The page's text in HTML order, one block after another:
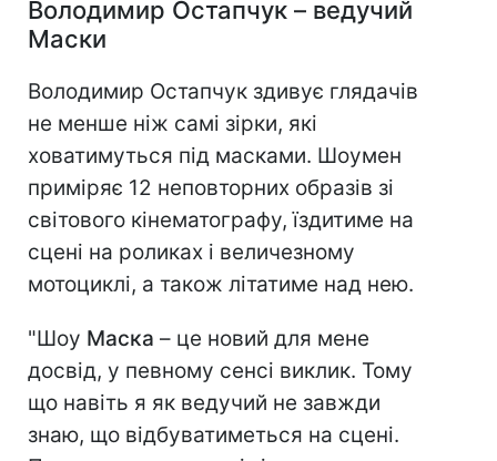
Володимир Остапчук – ведучий
Маски
Володимир Остапчук здивує глядачів
не менше ніж самі зірки, які
ховатимуться під масками. Шоумен
приміряє 12 неповторних образів зі
світового кінематографу, їздитиме на
сцені на роликах і величезному
мотоциклі, а також літатиме над нею.
"Шоу Маска – це новий для мене
досвід, у певному сенсі виклик. Тому
що навіть я як ведучий не завжди
знаю, що відбуватиметься на сцені.